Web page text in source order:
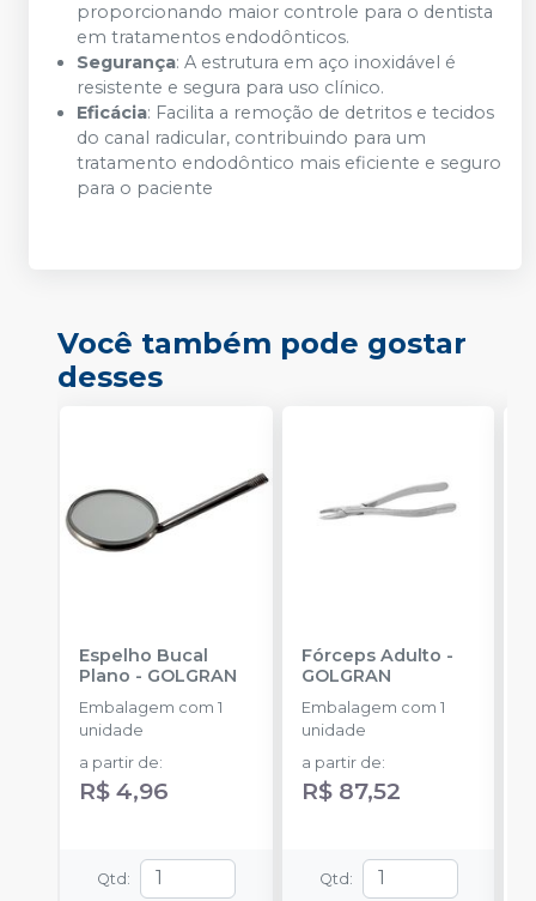
proporcionando maior controle para o dentista
em tratamentos endodônticos.
Segurança: A estrutura em aço inoxidável é
resistente e segura para uso clínico.
Eficácia: Facilita a remoção de detritos e tecidos
do canal radicular, contribuindo para um
tratamento endodôntico mais eficiente e seguro
para o paciente
Você também pode gostar
desses
Espelho Bucal
Plano - GOLGRAN
Embalagem com 1
unidade
a partir de:
R$ 4,96
Qtd :
Fórceps Adulto -
GOLGRAN
Embalagem com 1
unidade
a partir de:
R$ 87,52
Qtd :